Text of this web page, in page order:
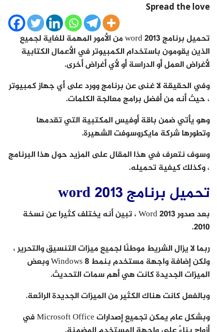
Spread the love
تحميل برنامج word 2013 من الأمور المهمة للغاية لجميع
الذين يقومون باستخدام الكمبيوتر في الأعمال الكتابية
لأغراض العمل أو الدراسة أو لأي أغراض أخرى.
وفي الحقيقة لا غنى عن برنامج وورد على أي جهاز كمبيوتر
، حيث أنه من أفضل برامج معالجة الكلمات.
وهو يأتي ضمن باقة أوفيس المكتبية التي تقدمها
وتطورها شركة مايكروسوفت الشهيرة.
وسوف نتعرف في هذا المقال على المزيد حول هذا البرنامج
، وكذلك كيفية تحميله.
تحميل برنامج word 2013
بعد صدور Word 2013 ، تبين أنه يختلف كثيرا عن نسخة
2010.
ربما لا يزال الشريط موطنًا لجميع ميزات التنسيق والتحرير ،
ولكن إضافة واجهة مستخدم بنمط Windows 8 وبعض
الميزات الجديدة كانت هي أهم سمات التحديث.
وبالفعل كانت هناك الكثير من الميزات الجديدة الرائعة.
وبشكل عام يمكن تجميع إصدارات Microsoft Office في